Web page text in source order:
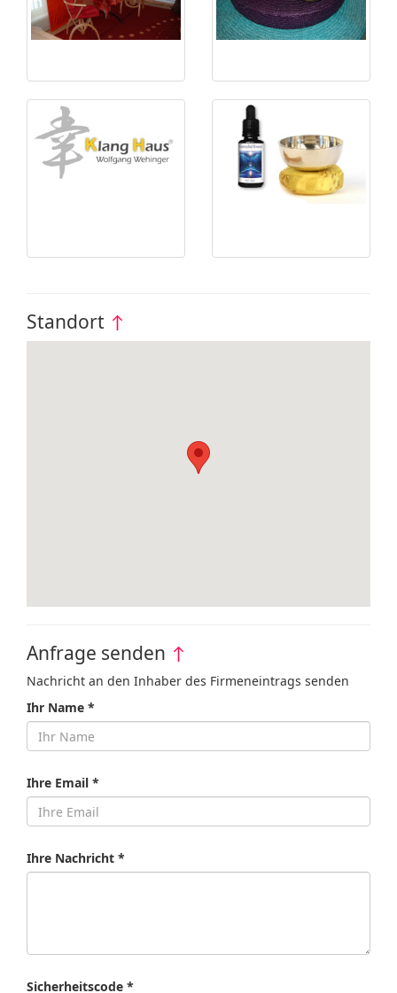
Standort ↑
Anfrage senden ↑
Nachricht an den Inhaber des Firmeneintrags senden
Ihr Name *
Ihre Email *
Ihre Nachricht *
Sicherheitscode *